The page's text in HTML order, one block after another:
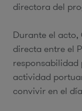
directora del
Durante el acto,
directa entre el
responsabilidad
actividad
convivir en el